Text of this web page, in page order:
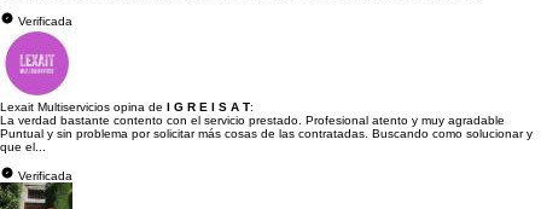
Verificada
Lexait Multiservicios opina de I G R E I S A T:
La verdad bastante contento con el servicio prestado. Profesional atento y muy agradable
Puntual y sin problema por solicitar más cosas de las contratadas. Buscando como solucionar y
que el...
Verificada